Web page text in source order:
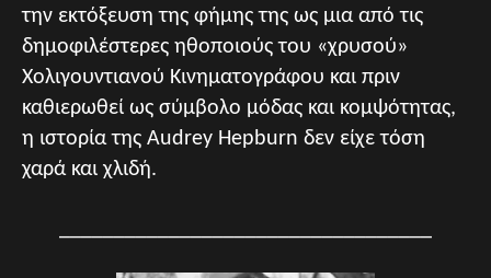
την εκτόξευση της φήμης της ως μια από τις
δημοφιλέστερες ηθοποιούς του «χρυσού»
Χολιγουντιανού Κινηματογράφου και πριν
καθιερωθεί ως σύμβολο μόδας και κομψότητας,
η ιστορία της Audrey Hepburn δεν είχε τόση
χαρά και χλιδή.